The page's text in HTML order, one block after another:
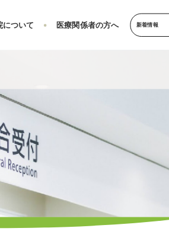
について 医療関係者の方へ 新着情報